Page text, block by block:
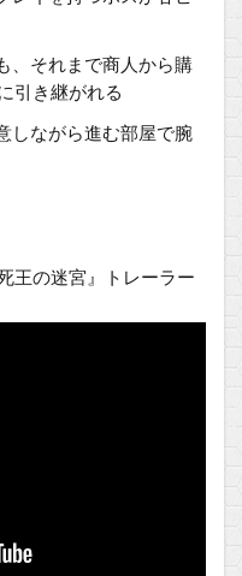
、それまで商人から購
引き継がれる
しながら進む部屋で腕
王の迷宮』トレーラー